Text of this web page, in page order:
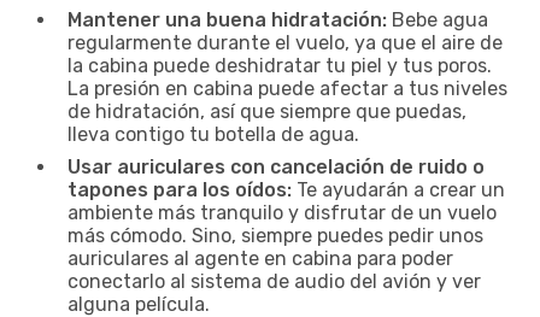
Mantener una buena hidratación: Bebe agua
regularmente durante el vuelo, ya que el aire de
la cabina puede deshidratar tu piel y tus poros.
La presión en cabina puede afectar a tus niveles
de hidratación, así que siempre que puedas,
lleva contigo tu botella de agua.
Usar auriculares con cancelación de ruido o
tapones para los oídos: Te ayudarán a crear un
ambiente más tranquilo y disfrutar de un vuelo
más cómodo. Sino, siempre puedes pedir unos
auriculares al agente en cabina para poder
conectarlo al sistema de audio del avión y ver
alguna película.